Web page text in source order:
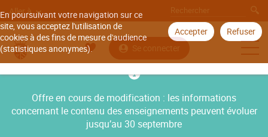
En poursuivant votre navigation sur ce
site, vous acceptez l'utilisation de
cookies à des fins de mesure d'audience
(statistiques anonymes).
Accepter Refuser
Aller à
Se connecter
Offre en cours de modification : les informations
concernant le contenu des enseignements peuvent évoluer
jusqu’au 30 septembre